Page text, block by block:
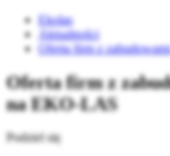
Ekolas
Aktualności
Oferta firm z
Oferta firm z
na EKO-LAS
Podziel się